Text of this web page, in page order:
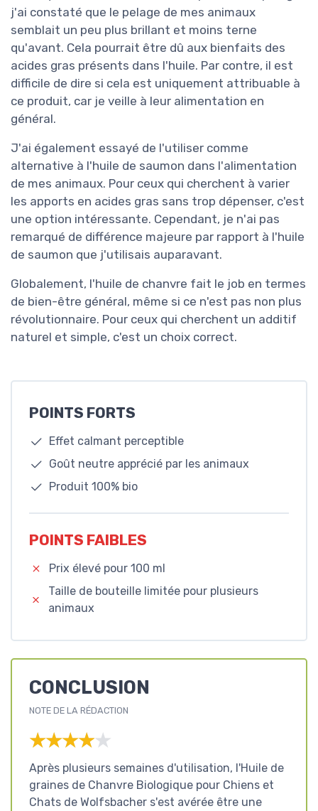
j'ai constaté que le pelage de mes animaux
semblait un peu plus brillant et moins terne
qu'avant. Cela pourrait être dû aux bienfaits des
acides gras présents dans l'huile. Par contre, il est
difficile de dire si cela est uniquement attribuable à
ce produit, car je veille à leur alimentation en
général.
J'ai également essayé de l'utiliser comme
alternative à l'huile de saumon dans l'alimentation
de mes animaux. Pour ceux qui cherchent à varier
les apports en acides gras sans trop dépenser, c'est
une option intéressante. Cependant, je n'ai pas
remarqué de différence majeure par rapport à l'huile
de saumon que j'utilisais auparavant.
Globalement, l'huile de chanvre fait le job en termes
de bien-être général, même si ce n'est pas non plus
révolutionnaire. Pour ceux qui cherchent un additif
naturel et simple, c'est un choix correct.
POINTS FORTS
Effet calmant perceptible
Goût neutre apprécié par les animaux
Produit 100% bio
POINTS FAIBLES
Prix élevé pour 100 ml
Taille de bouteille limitée pour plusieurs
animaux
CONCLUSION
NOTE DE LA RÉDACTION
★★★★★
★★★★★
Après plusieurs semaines d'utilisation, l'Huile de
graines de Chanvre Biologique pour Chiens et
Chats de Wolfsbacher s'est avérée être une